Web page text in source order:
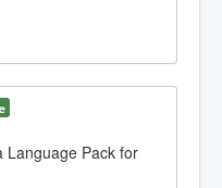
Language Pack for